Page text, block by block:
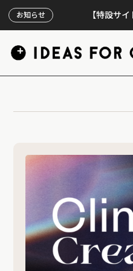
お知らせ 【特設サイトオ